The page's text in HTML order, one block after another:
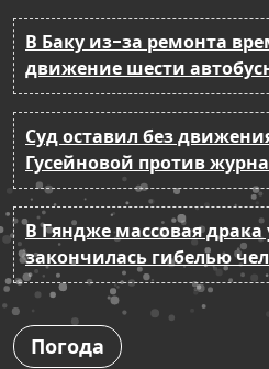
В Баку из-за ремонта
движение шести
Суд оставил без
Гусейновой против
В Гяндже массовая драка
закончилась гибелью
Погода